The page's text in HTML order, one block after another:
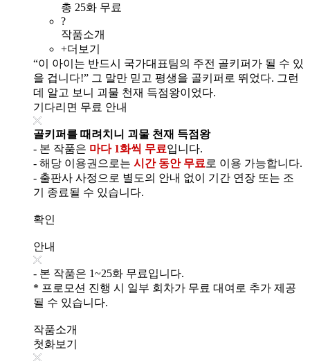
총 25화 무료
?
작품소개
+더보기
“이 아이는 반드시 국가대표팀의 주전 골키퍼가 될 수 있
을 겁니다!” 그 말만 믿고 평생을 골키퍼로 뛰었다. 그런
데 알고 보니 괴물 천재 득점왕이었다.
기다리면 무료 안내
골키퍼를 때려치니 괴물 천재 득점왕
- 본 작품은 마다 1화씩 무료입니다.
- 해당 이용권으로는 시간 동안 무료 로 이용 가능합니다.
- 출판사 사정으로 별도의 안내 없이 기간 연장 또는 조
기 종료될 수 있습니다.
확인
안내
- 본 작품은 1~25화 무료입니다.
* 프로모션 진행 시 일부 회차가 무료 대여로 추가 제공
될 수 있습니다.
작품소개
첫화보기